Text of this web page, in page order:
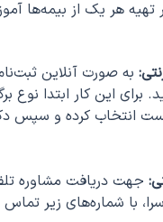
تهیه هر یک از بیمه‌ها
به صورت آنلاین
برای این کار ابتدا نوع
انتخاب کرده و سپس
جهت دریافت مشاوره
با شماره‌های زیر تماس